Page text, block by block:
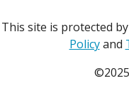
This site is protected
Policyand